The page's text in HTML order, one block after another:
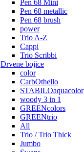
Pen 68 Mini
Pen 68 metallic
Pen 68 brush
power
Trio A-Z
Cappi
Trio Scribbi
Drvene bojice
color
CarbOthello
STABILOaquacolor
woody 3 in 1
GREENcolors
GREENtrio
All
Trio / Trio Thick
Jumbo